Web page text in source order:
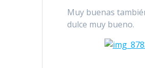
Muy buenas
dulce muy bueno.